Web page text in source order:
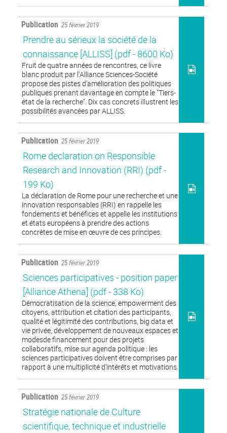
Publication 25 février 2019
Prendre au sérieux la société de la
connaissance [ALLISS] (pdf - 8600 Ko)
Fruit de quatre années de rencontres, ce livre
blanc produit par l'Alliance Sciences-Société
propose des pistes d'amélioration des politiques
publiques prenant davantage en compte le "Tiers-
état de la recherche". Dix cas concrets illustrent les
possibilités avancées par ALLISS.
Publication 25 février 2019
Rome declaration on Responsible
Research and Innovation (RRI) (pdf -
199 Ko)
La déclaration de Rome pour une recherche et une
innovation responsables (RRI) en rappelle les
fondements et bénéfices et appelle les institutions
et états européens à prendre des actions
concrètes de mise en œuvre de ces principes.
Publication 25 février 2019
Sciences participatives - position paper
[Alliance Athena] (pdf - 338 Ko)
Démocratisation de la science, empowerment des
citoyens, attribution et citation des participants,
qualité et légitimité des contributions, big data et
vie privée, développement de nouveaux espaces et
modesde financement pour des projets
collaboratifs, mise sur agenda politique : les
sciences participatives doivent être comprises par
rapport à une multiplicité d’intérêts et motivations.
Publication 25 février 2019
Stratégie nationale de Culture
scientifique, technique et industrielle